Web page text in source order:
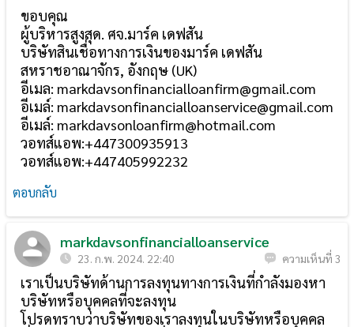
ขอบคุณ
ผู้บริหารสูงสุด. ศจ.มาร์ค เดฟสัน
บริษัทสินเชื่อทางการเงินของมาร์ค เดฟสัน
สหราชอาณาจักร, อังกฤษ (UK)
อีเมล: markdavsonfinancialloanfirm@gmail.com
อีเมล์: markdavsonfinancialloanservice@gmail.com
อีเมล์: markdavsonloanfirm@hotmail.com
วอทส์แอพ:+447300935913
วอทส์แอพ:+447405992232
ตอบกลับ
markdavsonfinancialloanservice
23. ก.พ. 2024. 22:40 ความเห็นที่ 3
เราเป็นบริษัทด้านการลงทุนทางการเงินที่กำลังมองหา
บริษัทหรือบุคคลที่จะลงทุน
โปรดทราบว่าบริษัทของเราลงทุนในบริษัทหรือบุคคล